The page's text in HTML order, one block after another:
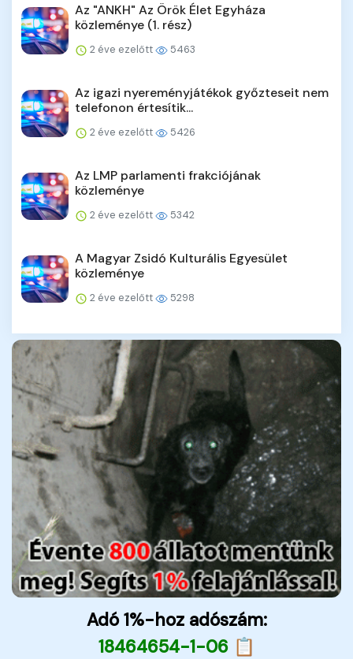
Az "ANKH" Az Örök Élet Egyháza
közleménye (1. rész)
2 éve ezelőtt 5463
Az igazi nyereményjátékok győzteseit nem
telefonon értesítik...
2 éve ezelőtt 5426
Az LMP parlamenti frakciójának
közleménye
2 éve ezelőtt 5342
A Magyar Zsidó Kulturális Egyesület
közleménye
2 éve ezelőtt 5298
Adó 1%-hoz adószám:
18464654-1-06 📋